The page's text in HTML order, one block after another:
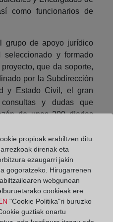
como funcionarios de
grupo de apoyo jurídico
y formado
que da soporte,
por la Subdirección
y Estado Civil, el gran
y dudas que
de unas 200 diarias
de empresas privadas,
áreas de
aportado su tecnología,
de expedientes
de la DGRN, previa
propioak erabiltzen ditu:
direnak eta
ezaugarri jakin
gogoratzeko. Hirugarrenen
webgunean
cookieak ere
"Cookie Politika"ri buruzko
guztiak onartu